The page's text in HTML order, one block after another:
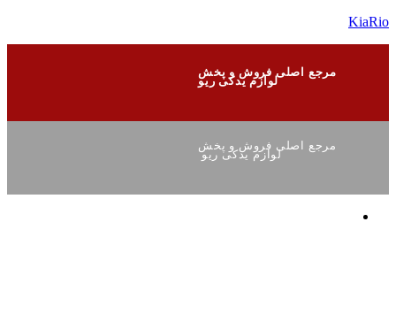
KiaRio
مرجع اصلی فروش و پخش
لوازم یدکی ریو
مرجع اصلی فروش و پخش
لوازم یدکی ریو